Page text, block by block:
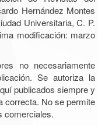
Hernández Montes
Universitaria, C. P.
modificación: marzo
no necesariamente
Se autoriza la
publicados siempre y
correcta. No se permite
comerciales.